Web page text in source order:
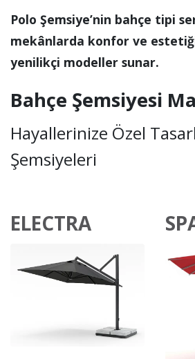
Polo Şemsiye’nin bahçe tipi
mekânlarda konfor ve
yenilikçi modeller sunar.
Bahçe Şemsiyesi
Hayallerinize Özel
Şemsiyeleri
ELECTRA